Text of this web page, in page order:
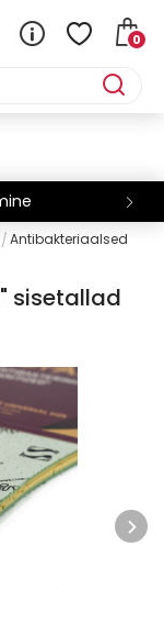
0
Antibakteriaalsed
sisetallad